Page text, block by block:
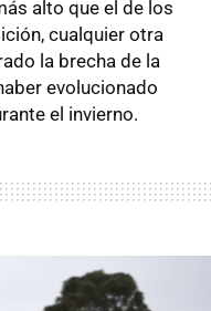
alto que el de los
cualquier otra
la brecha de la
evolucionado
el invierno.